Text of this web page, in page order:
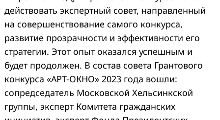
действовать экспертный совет, направленный
на совершенствование самого конкурса,
развитие прозрачности и эффективности его
стратегии. Этот опыт оказался успешным и
будет продолжен. В состав совета Грантового
конкурса «АРТ-ОКНО» 2023 года вошли:
сопредседатель Московской Хельсинкской
группы, эксперт Комитета гражданских